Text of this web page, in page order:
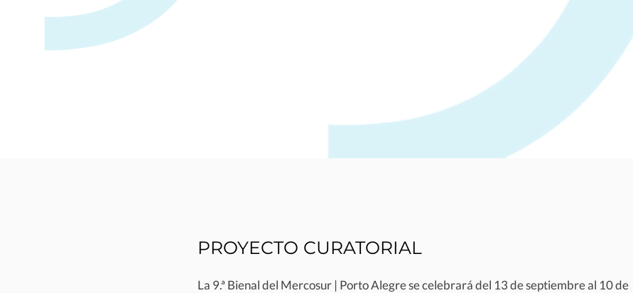
PROYECTO CURATORIAL
La 9.ª Bienal del Mercosur | Porto Alegre se celebrará del 13 de septiembre al 10 de